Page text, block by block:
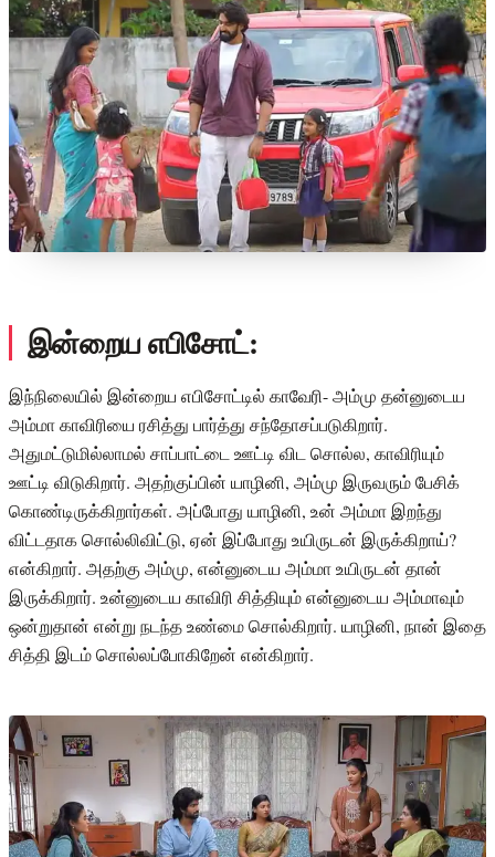
இன்றைய எபிசோட்:
இந்நிலையில் இன்றைய எபிசோட்டில் காவேரி- அம்மு தன்னுடைய
அம்மா காவிரியை ரசித்து பார்த்து சந்தோசப்படுகிறார்.
அதுமட்டுமில்லாமல் சாப்பாட்டை ஊட்டி விட சொல்ல, காவிரியும்
ஊட்டி விடுகிறார். அதற்குப்பின் யாழினி, அம்மு இருவரும் பேசிக்
கொண்டிருக்கிறார்கள். அப்போது யாழினி, உன் அம்மா இறந்து
விட்டதாக சொல்லிவிட்டு, ஏன் இப்போது உயிருடன் இருக்கிறாய்?
என்கிறார். அதற்கு அம்மு, என்னுடைய அம்மா உயிருடன் தான்
இருக்கிறார். உன்னுடைய காவிரி சித்தியும் என்னுடைய அம்மாவும்
ஒன்றுதான் என்று நடந்த உண்மை சொல்கிறார். யாழினி, நான் இதை
சித்தி இடம் சொல்லப்போகிறேன் என்கிறார்.